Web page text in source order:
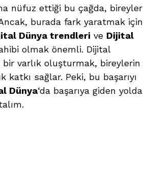
nüfuz ettiği bu çağda, bireyler
burada fark yaratmak için
Dünya trendleri ve Dijital
olmak önemli. Dijital
varlık oluşturmak, bireylerin
sağlar. Peki, bu başarıyı
Dünya‘da başarıya giden yolda